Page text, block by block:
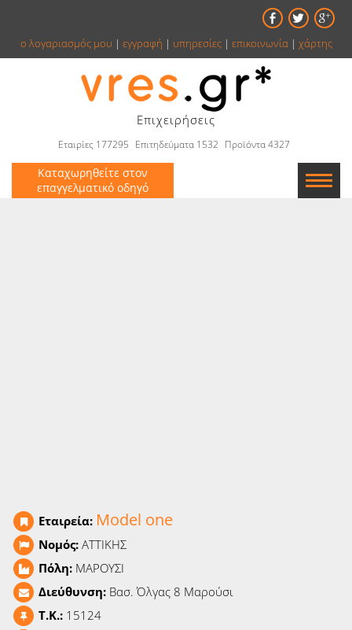
ο λογαριασμός μου | εγγραφή | υπηρεσίες| επικοινωνία| χάρτης
Επιχειρήσεις
Εταιρίες 177295 Επιτηδεύματα 1532 Προϊόντα 4327
Καταχωρηθείτε στον
επαγγελματικό οδηγό
Εταιρεία: Model one
Νομός: ΑΤΤΙΚΗΣ
Πόλη: ΜΑΡΟΥΣΙ
Διεύθυνση: Βασ. Όλγας 8 Μαρούσι
T.K.: 15124